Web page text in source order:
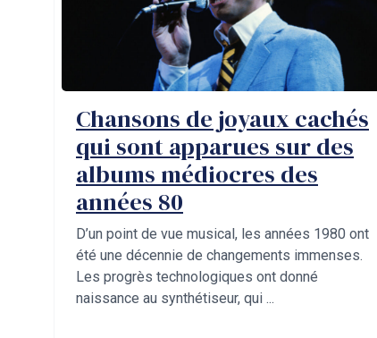
Chansons de joyaux cachés
qui sont apparues sur des
albums médiocres des
années 80
D’un point de vue musical, les années 1980 ont
été une décennie de changements immenses.
Les progrès technologiques ont donné
naissance au synthétiseur, qui ...